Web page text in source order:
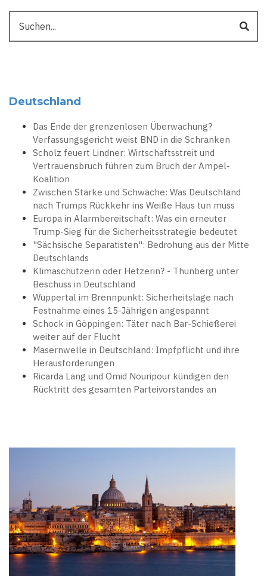
Deutschland
Das Ende der grenzenlosen Überwachung?
Verfassungsgericht weist BND in die Schranken
Scholz feuert Lindner: Wirtschaftsstreit und
Vertrauensbruch führen zum Bruch der Ampel-
Koalition
Zwischen Stärke und Schwäche: Was Deutschland
nach Trumps Rückkehr ins Weiße Haus tun muss
Europa in Alarmbereitschaft: Was ein erneuter
Trump-Sieg für die Sicherheitsstrategie bedeutet
"Sächsische Separatisten": Bedrohung aus der Mitte
Deutschlands
Klimaschützerin oder Hetzerin? - Thunberg unter
Beschuss in Deutschland
Wuppertal im Brennpunkt: Sicherheitslage nach
Festnahme eines 15-Jährigen angespannt
Schock in Göppingen: Täter nach Bar-Schießerei
weiter auf der Flucht
Masernwelle in Deutschland: Impfpflicht und ihre
Herausforderungen
Ricarda Lang und Omid Nouripour kündigen den
Rücktritt des gesamten Parteivorstandes an